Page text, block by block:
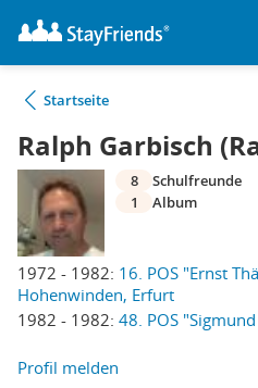
Startseite
Ralph Garbisch
1972 - 1982: 16. POS "Ernst
Hohenwinden, Erfurt
1982 - 1982: 48. POS
8
Schulfreunde
1
Album
Profil melden